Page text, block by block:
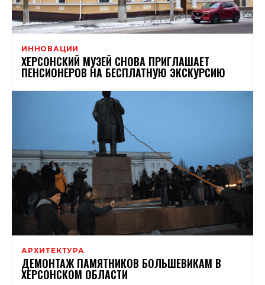
ИННОВАЦИИ
ХЕРСОНСКИЙ МУЗЕЙ СНОВА ПРИГЛАШАЕТ
ПЕНСИОНЕРОВ НА БЕСПЛАТНУЮ ЭКСКУРСИЮ
АРХИТЕКТУРА
ДЕМОНТАЖ ПАМЯТНИКОВ БОЛЬШЕВИКАМ В
ХЕРСОНСКОМ ОБЛАСТИ